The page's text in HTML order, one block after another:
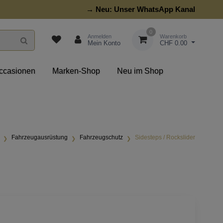
→ Neu: Unser WhatsApp Kanal
Anmelden
Mein Konto
0
Warenkorb
CHF 0.00
Marken-Shop Neu im Shop
Fahrzeugausrüstung Fahrzeugschutz Sidesteps / Rockslider